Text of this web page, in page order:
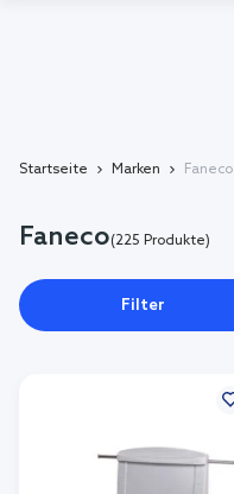
Startseite Marken Faneco
Faneco(225 Produkte)
Filter